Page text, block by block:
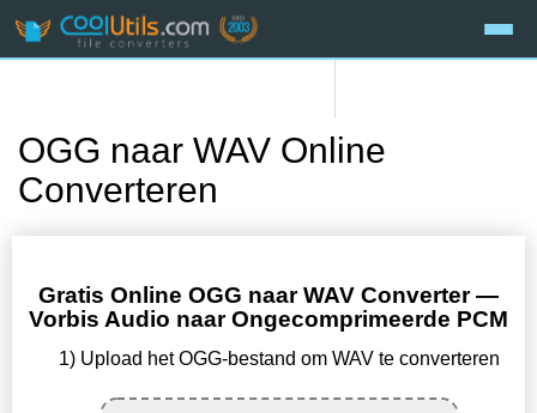
OGG naar WAV Online
Converteren
Gratis Online OGG naar WAV Converter —
Vorbis Audio naar Ongecomprimeerde PCM
1) Upload het OGG-bestand om WAV te converteren